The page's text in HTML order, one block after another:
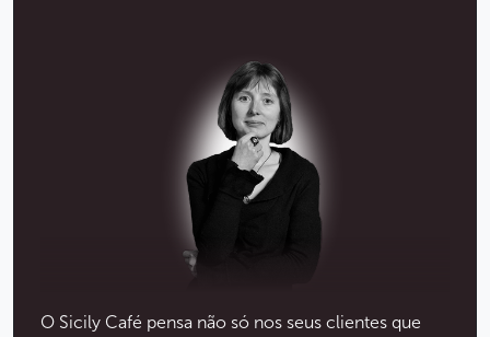
O Sicily Café pensa não só nos seus clientes que